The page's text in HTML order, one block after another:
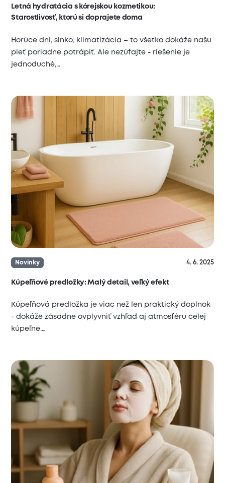
Letná hydratácia s kórejskou kozmetikou:
Starostlivosť, ktorú si doprajete doma
Horúce dni, slnko, klimatizácia – to všetko dokáže našu
pleť poriadne potrápiť. Ale nezúfajte - riešenie je
jednoduché,…
Novinky 4. 6. 2025
Kúpeľňové predložky: Malý detail, veľký efekt
Kúpeľňová predložka je viac než len praktický doplnok
- dokáže zásadne ovplyvniť vzhľad aj atmosféru celej
kúpeľne.…